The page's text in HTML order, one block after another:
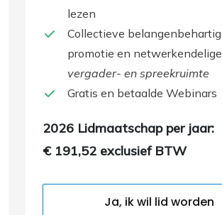
lezen
Collectieve
promotie en netwerkendelige
vergader- en spreekruimte
Gratis en betaalde Webinars
2026 Lidmaatschap per jaar:
€ 191,52 exclusief BTW
Ja, ik wil lid worden